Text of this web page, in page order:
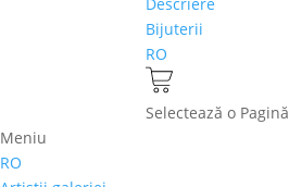
Bijuterii
RO
Selectează o Pagină
Meniu
RO